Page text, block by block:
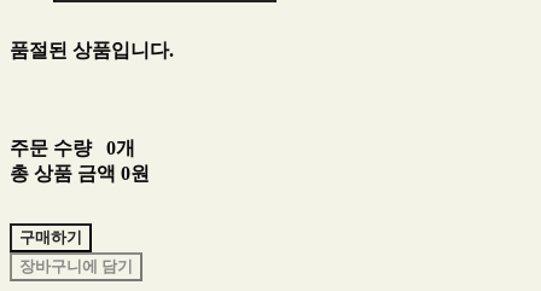
품절된 상품입니다.
주문 수량
0개
총 상품 금액 0원
구매하기
장바구니에 담기